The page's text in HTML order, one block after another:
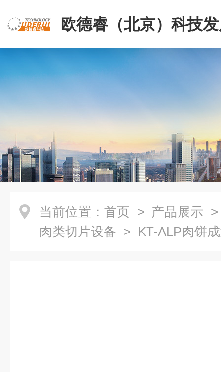
欧德睿（北京）科技
公司
当前位置： 首页 > 产品展示
肉类切片设备 > KT-ALP肉饼